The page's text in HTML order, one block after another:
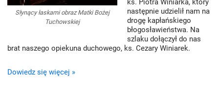
Słynący łaskami obraz Matki Bożej
Tuchowskiej
ks. Piotra Winiarka, który
następnie udzielił nam na
drogę kapłańskiego
błogosławieństwa. Na
szlaku dołączył do nas
brat naszego opiekuna duchowego, ks. Cezary Winiarek.
Dowiedz się więcej »